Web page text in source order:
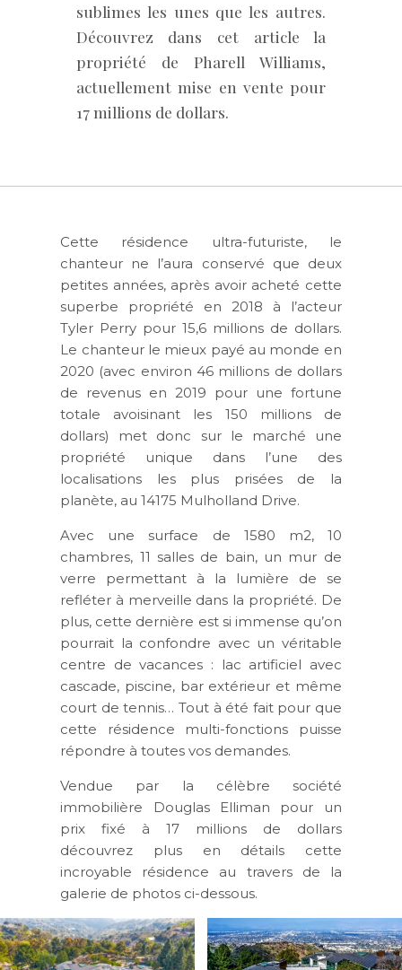
sublimes les unes que les autres.
Découvrez dans cet article la
propriété de Pharell Williams,
actuellement mise en vente pour
17 millions de dollars.
Cette résidence ultra-futuriste, le
chanteur ne l’aura conservé que deux
petites années, après avoir acheté cette
superbe propriété en 2018 à l’acteur
Tyler Perry pour 15,6 millions de dollars.
Le chanteur le mieux payé au monde en
2020 (avec environ 46 millions de dollars
de revenus en 2019 pour une fortune
totale avoisinant les 150 millions de
dollars) met donc sur le marché une
propriété unique dans l’une des
localisations les plus prisées de la
planète, au 14175 Mulholland Drive.
Avec une surface de 1580 m2, 10
chambres, 11 salles de bain, un mur de
verre permettant à la lumière de se
refléter à merveille dans la propriété. De
plus, cette dernière est si immense qu’on
pourrait la confondre avec un véritable
centre de vacances : lac artificiel avec
cascade, piscine, bar extérieur et même
court de tennis… Tout à été fait pour que
cette résidence multi-fonctions puisse
répondre à toutes vos demandes.
Vendue par la célèbre société
immobilière Douglas Elliman pour un
prix fixé à 17 millions de dollars
découvrez plus en détails cette
incroyable résidence au travers de la
galerie de photos ci-dessous.